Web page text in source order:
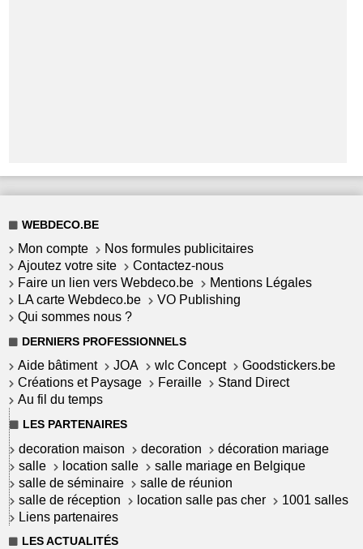
WEBDECO.BE
Mon compte
Nos formules publicitaires
Ajoutez votre site
Contactez-nous
Faire un lien vers Webdeco.be
Mentions Légales
LA carte Webdeco.be
VO Publishing
Qui sommes nous ?
DERNIERS PROFESSIONNELS
Aide bâtiment JOA wlc Concept
Goodstickers.be
Créations et Paysage
Feraille
Stand Direct
Au fil du temps
LES PARTENAIRES
decoration maison decoration
décoration mariage
salle
location salle
salle mariage en Belgique
salle de séminaire
salle de réunion
salle de réception
location salle pas cher
1001 salles
Liens partenaires
LES ACTUALITÉS